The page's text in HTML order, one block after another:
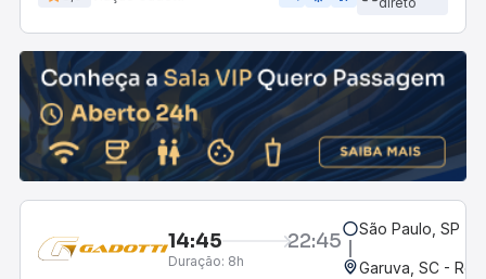
14:45 22:45
Duração: 8h
São Paulo, SP -
Garuva, SC -